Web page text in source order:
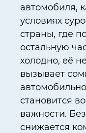
автомобиля,
условиях
страны, где
остальную
холодно, её
вызывает
становится
важности.
снижается